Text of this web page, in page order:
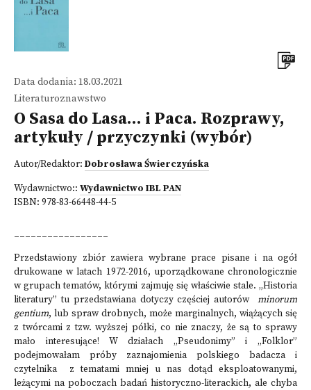
Data dodania: 18.03.2021
Literaturoznawstwo
O Sasa do Lasa... i Paca. Rozprawy,
artykuły / przyczynki (wybór)
Autor/Redaktor: Dobrosława Świerczyńska
Wydawnictwo:: Wydawnictwo IBL PAN
ISBN: 978-83-66448-44-5
_________________
Przedstawiony zbiór zawiera wybrane prace pisane i na ogół
drukowane w latach 1972-2016, uporządkowane chronologicznie
w grupach tematów, którymi zajmuję się właściwie stale. „Historia
literatury” tu przedstawiana dotyczy częściej autorów minorum
gentium, lub spraw drobnych, może marginalnych, wiążących się
z twórcami z tzw. wyższej półki, co nie znaczy, że są to sprawy
mało interesujące! W działach „Pseudonimy” i „Folklor”
podejmowałam próby zaznajomienia polskiego badacza i
czytelnika z tematami mniej u nas dotąd eksploatowanymi,
leżącymi na poboczach badań historyczno-literackich, ale chyba